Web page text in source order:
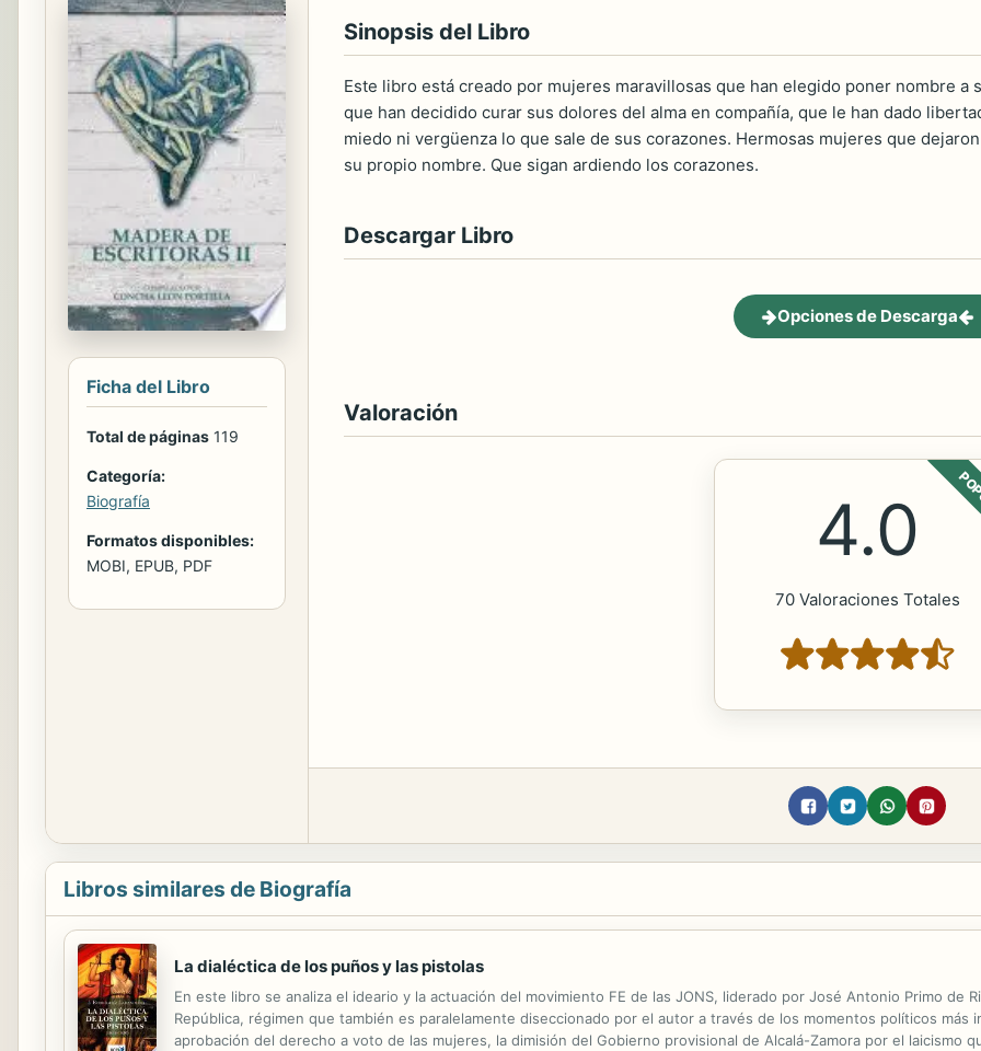
Ficha del Libro
Total de páginas 119
Categoría:
Biografía
Formatos disponibles:
MOBI, EPUB, PDF
Sinopsis del Libro
Este libro está creado por mujeres maravillosas que han elegido poner nombre a
que han decidido curar sus dolores del alma en compañía, que le han dado
miedo ni vergüenza lo que sale de sus corazones. Hermosas mujeres que
su propio nombre. Que sigan ardiendo los corazones.
Descargar Libro
Opciones de Descarga
Valoración
4.0
70 Valoraciones Totales
Libros similares de Biografía
La dialéctica de los puños y las pistolas
En este libro se analiza el ideario y la actuación del movimiento FE de las JONS, liderado por José Antonio Primo de
República, régimen que también es paralelamente diseccionado por el autor a través de los momentos políticos
aprobación del derecho a voto de las mujeres, la dimisión del Gobierno provisional de Alcalá-Zamora por el laicismo